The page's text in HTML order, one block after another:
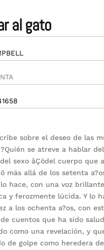
al gato
sobre el deseo de las
se atreve a hablar
sexo âÇödel cuerpo que
más allá de los setenta
hace, con una voz
y ferozmente lúcida. Y lo
a los ochenta a?os, con
cuentos que ha sido
como una revelación, y
de golpe como heredera